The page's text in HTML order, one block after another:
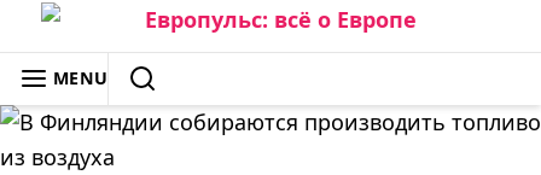
Skip
to
content
ЕВРОПУЛЬС: ВСЁ О ЕВРОПЕ
MENU
SEARCH